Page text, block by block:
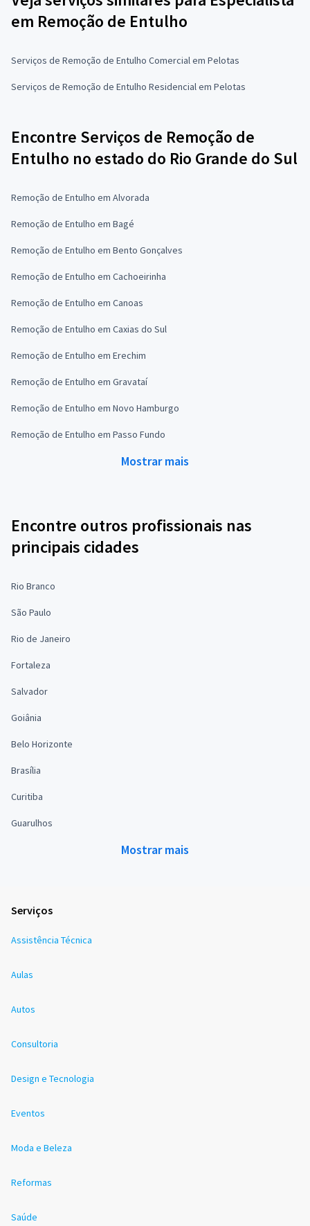
em Remoção de Entulho
Serviços de Remoção de Entulho Comercial em Pelotas
Serviços de Remoção de Entulho Residencial em Pelotas
Encontre Serviços de Remoção de
Entulho no estado do Rio Grande do Sul
Remoção de Entulho em Alvorada
Remoção de Entulho em Bagé
Remoção de Entulho em Bento Gonçalves
Remoção de Entulho em Cachoeirinha
Remoção de Entulho em Canoas
Remoção de Entulho em Caxias do Sul
Remoção de Entulho em Erechim
Remoção de Entulho em Gravataí
Remoção de Entulho em Novo Hamburgo
Remoção de Entulho em Passo Fundo
Mostrar mais
Encontre outros profissionais nas
principais cidades
Rio Branco
São Paulo
Rio de Janeiro
Fortaleza
Salvador
Goiânia
Belo Horizonte
Brasília
Curitiba
Guarulhos
Mostrar mais
Serviços
Assistência Técnica
Aulas
Autos
Consultoria
Design e Tecnologia
Eventos
Moda e Beleza
Reformas
Saúde